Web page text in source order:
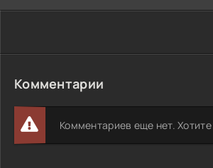
Комментарии
Комментариев еще нет.